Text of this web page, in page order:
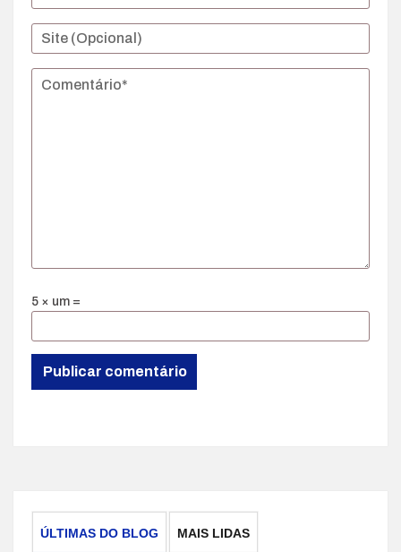
5 × um =
ÚLTIMAS DO BLOG MAIS LIDAS